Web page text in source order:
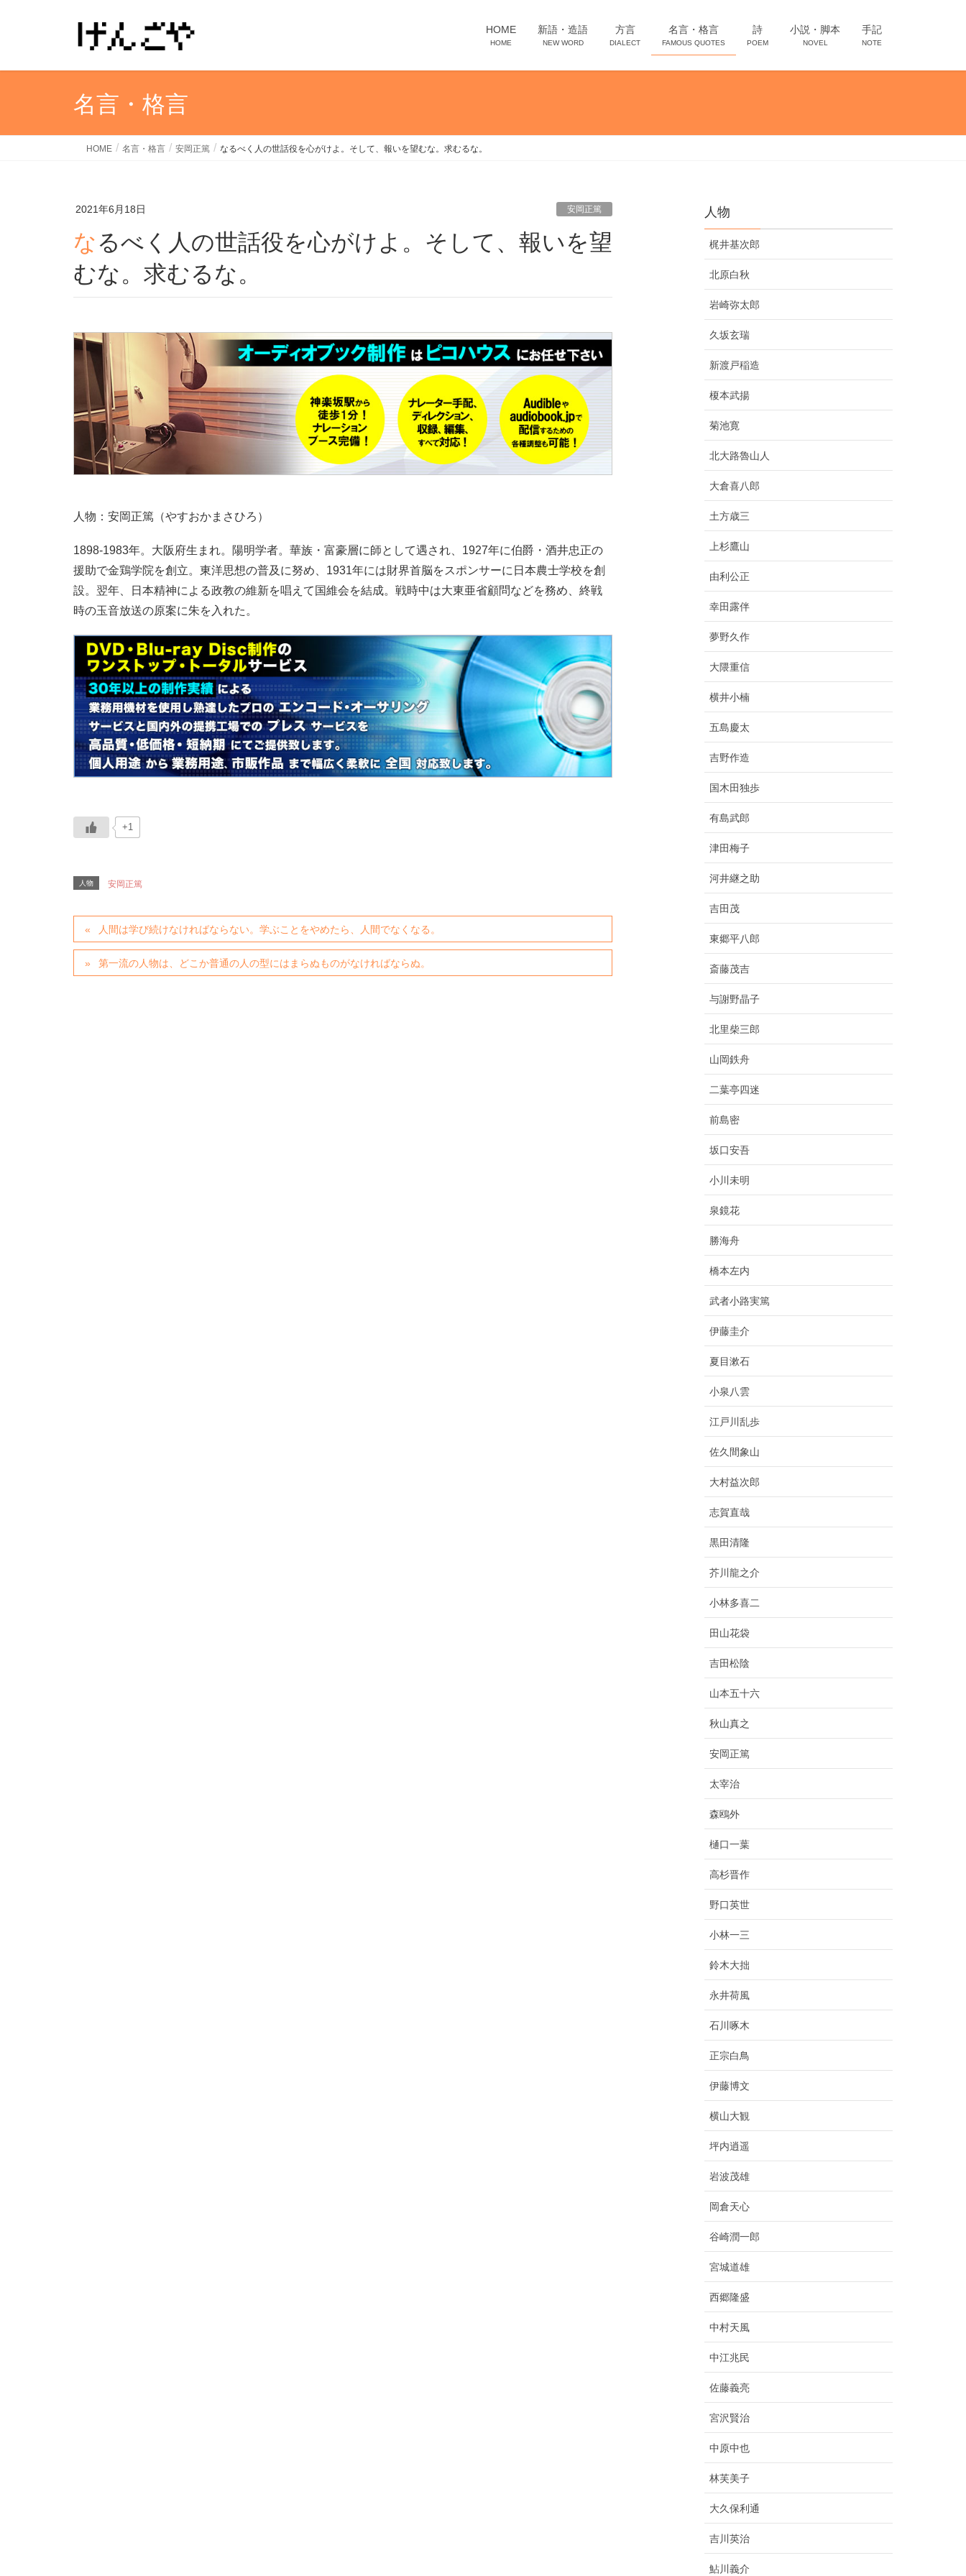
HOME
HOME
新語・造語
NEW WORD
方言
DIALECT
名言・格言
FAMOUS QUOTES
詩
POEM
小説・脚本
NOVEL
手記
NOTE
名言・格言
HOME 名言・格言 安岡正篤 なるべく人の世話役を心がけよ。そして、報いを望むな。求むるな。
2021年6月18日 安岡正篤
なるべく人の世話役を心がけよ。そして、報いを望
むな。求むるな。
人物：安岡正篤（やすおかまさひろ）
1898-1983年。大阪府生まれ。陽明学者。華族・富豪層に師として遇され、1927年に伯爵・酒井忠正の
援助で金鶏学院を創立。東洋思想の普及に努め、1931年には財界首脳をスポンサーに日本農士学校を創
設。翌年、日本精神による政教の維新を唱えて国維会を結成。戦時中は大東亜省顧問などを務め、終戦
時の玉音放送の原案に朱を入れた。
+1
人物 安岡正篤
人間は学び続けなければならない。学ぶことをやめたら、人間でなくなる。
第一流の人物は、どこか普通の人の型にはまらぬものがなければならぬ。
人物
梶井基次郎
北原白秋
岩崎弥太郎
久坂玄瑞
新渡戸稲造
榎本武揚
菊池寛
北大路魯山人
大倉喜八郎
土方歳三
上杉鷹山
由利公正
幸田露伴
夢野久作
大隈重信
横井小楠
五島慶太
吉野作造
国木田独歩
有島武郎
津田梅子
河井継之助
吉田茂
東郷平八郎
斎藤茂吉
与謝野晶子
北里柴三郎
山岡鉄舟
二葉亭四迷
前島密
坂口安吾
小川未明
泉鏡花
勝海舟
橋本左内
武者小路実篤
伊藤圭介
夏目漱石
小泉八雲
江戸川乱歩
佐久間象山
大村益次郎
志賀直哉
黒田清隆
芥川龍之介
小林多喜二
田山花袋
吉田松陰
山本五十六
秋山真之
安岡正篤
太宰治
森鴎外
樋口一葉
高杉晋作
野口英世
小林一三
鈴木大拙
永井荷風
石川啄木
正宗白鳥
伊藤博文
横山大観
坪内逍遥
岩波茂雄
岡倉天心
谷崎潤一郎
宮城道雄
西郷隆盛
中村天風
中江兆民
佐藤義亮
宮沢賢治
中原中也
林芙美子
大久保利通
吉川英治
鮎川義介